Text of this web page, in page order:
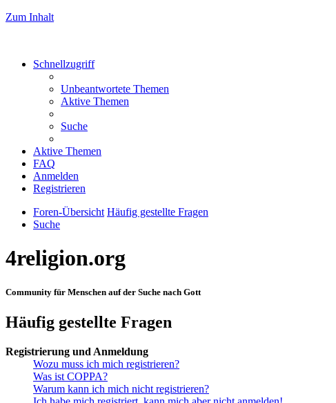
Zum Inhalt
Schnellzugriff
Unbeantwortete Themen
Aktive Themen
Suche
Aktive Themen
FAQ
Anmelden
Registrieren
Foren-Übersicht Häufig gestellte Fragen
Suche
4religion.org
Community für Menschen auf der Suche nach Gott
Häufig gestellte Fragen
Registrierung und Anmeldung
Wozu muss ich mich registrieren?
Was ist COPPA?
Warum kann ich mich nicht registrieren?